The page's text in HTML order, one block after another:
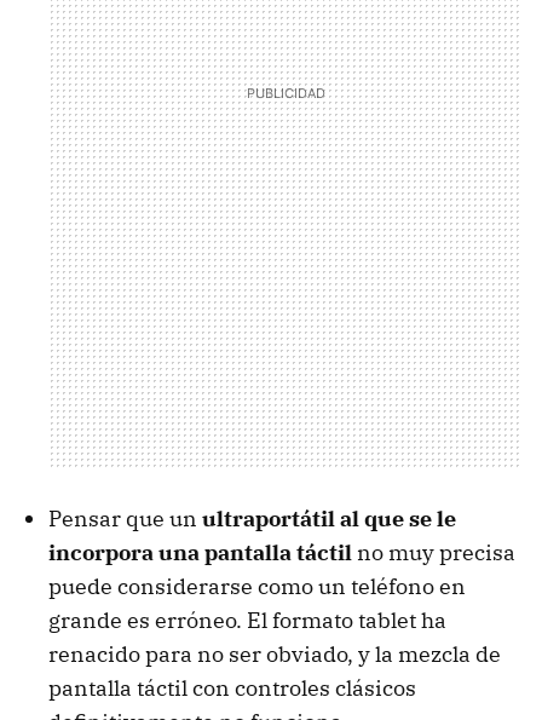
Pensar que un ultraportátil al que se le
incorpora una pantalla táctil no muy precisa
puede considerarse como un teléfono en
grande es erróneo. El formato tablet ha
renacido para no ser obviado, y la mezcla de
pantalla táctil con controles clásicos